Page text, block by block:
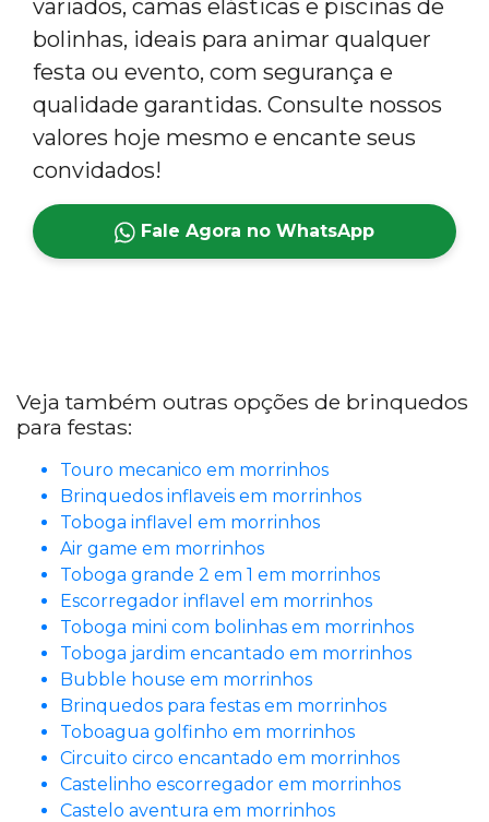
variados, camas elásticas e piscinas de
bolinhas, ideais para animar qualquer
festa ou evento, com segurança e
qualidade garantidas. Consulte nossos
valores hoje mesmo e encante seus
convidados!
Fale Agora no WhatsApp
Veja também outras opções de brinquedos
para festas:
Touro mecanico em morrinhos
Brinquedos inflaveis em morrinhos
Toboga inflavel em morrinhos
Air game em morrinhos
Toboga grande 2 em 1 em morrinhos
Escorregador inflavel em morrinhos
Toboga mini com bolinhas em morrinhos
Toboga jardim encantado em morrinhos
Bubble house em morrinhos
Brinquedos para festas em morrinhos
Toboagua golfinho em morrinhos
Circuito circo encantado em morrinhos
Castelinho escorregador em morrinhos
Castelo aventura em morrinhos